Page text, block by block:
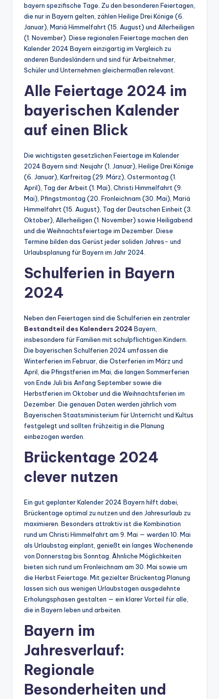
bayern spezifische Tage. Zu den besonderen Feiertagen,
die nur in Bayern gelten, zählen Heilige Drei Könige (6.
Januar), Mariä Himmelfahrt (15. August) und Allerheiligen
(1. November). Diese regionalen Feiertage machen den
Kalender 2024 Bayern einzigartig im Vergleich zu
anderen Bundesländern und sind für Arbeitnehmer,
Schüler und Unternehmen gleichermaßen relevant.
Alle Feiertage 2024 im
bayerischen Kalender
auf einen Blick
Die wichtigsten gesetzlichen Feiertage im Kalender
2024 Bayern sind: Neujahr (1. Januar), Heilige Drei Könige
(6. Januar), Karfreitag (29. März), Ostermontag (1.
April), Tag der Arbeit (1. Mai), Christi Himmelfahrt (9.
Mai), Pfingstmontag (20. Fronleichnam (30. Mai), Mariä
Himmelfahrt (15. August), Tag der Deutschen Einheit (3.
Oktober), Allerheiligen (1. November) sowie Heiligabend
und die Weihnachtsfeiertage im Dezember. Diese
Termine bilden das Gerüst jeder soliden Jahres- und
Urlaubsplanung für Bayern im Jahr 2024.
Schulferien in Bayern
2024
Neben den Feiertagen sind die Schulferien ein zentraler
Bestandteil des Kalenders 2024Bayern,
insbesondere für Familien mit schulpflichtigen Kindern.
Die bayerischen Schulferien 2024 umfassen die
Winterferien im Februar, die Osterferien im März und
April, die Pfingstferien im Mai, die langen Sommerferien
von Ende Juli bis Anfang September sowie die
Herbstferien im Oktober und die Weihnachtsferien im
Dezember. Die genauen Daten werden jährlich vom
Bayerischen Staatsministerium für Unterricht und Kultus
festgelegt und sollten frühzeitig in die Planung
einbezogen werden.
Brückentage 2024
clever nutzen
Ein gut geplanter Kalender 2024 Bayern hilft dabei,
Brückentage optimal zu nutzen und den Jahresurlaub zu
maximieren. Besonders attraktiv ist die Kombination
rund um Christi Himmelfahrt am 9. Mai — werden 10. Mai
als Urlaubstag einplant, genießt ein langes Wochenende
von Donnerstag bis Sonntag. Ähnliche Möglichkeiten
bieten sich rund um Fronleichnam am 30. Mai sowie um
die Herbst Feiertage. Mit gezielter Brückentag Planung
lassen sich aus wenigen Urlaubstagen ausgedehnte
Erholungsphasen gestalten — ein klarer Vorteil für alle,
die in Bayern leben und arbeiten.
Bayern im
Jahresverlauf:
Regionale
Besonderheiten und